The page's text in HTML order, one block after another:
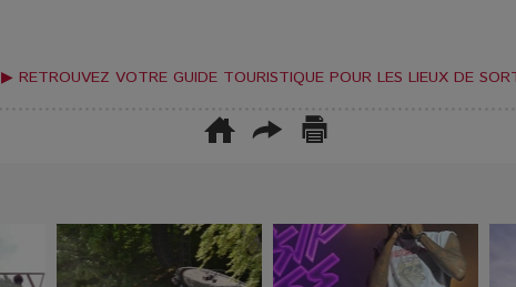
▶ RETROUVEZ VOTRE GUIDE TOURISTIQUE POUR LES LIEUX DE